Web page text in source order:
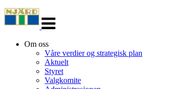
navigasjon
Om oss
Våre verdier og strategisk plan
Aktuelt
Styret
Valgkomite